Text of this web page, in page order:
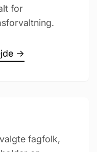
for
→
fagfolk,